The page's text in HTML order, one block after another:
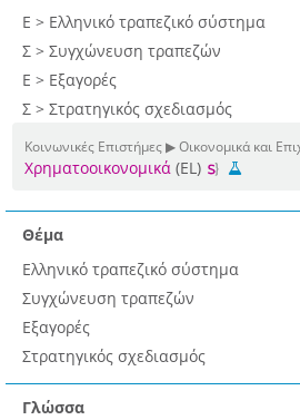
Ε > Ελληνικό τραπεζικό σύστημα
Σ > Συγχώνευση τραπεζών
Ε > Εξαγορές
Σ > Στρατηγικός σχεδιασμός
Κοινωνικές Επιστήμες ▶ Οικονομικά και
Χρηματοοικονομικά (EL)
Θέμα
Ελληνικό τραπεζικό σύστημα
Συγχώνευση τραπεζών
Εξαγορές
Στρατηγικός σχεδιασμός
Γλώσσα